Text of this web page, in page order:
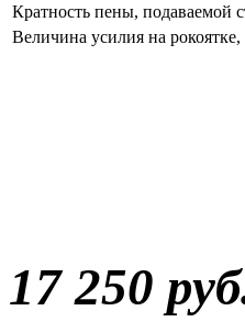
Кратность пены, подаваемой
Величина усилия на
17 250